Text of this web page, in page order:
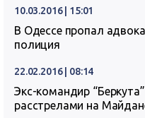
10.03.2016 | 15:01
В Одессе пропал
полиция
22.02.2016 | 08:14
Экс-командир
расстрелами на